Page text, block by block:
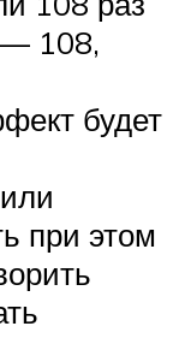
— 108,
будет
при этом